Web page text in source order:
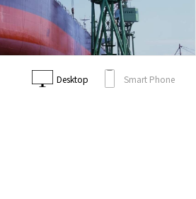
Desktop Smart Phone